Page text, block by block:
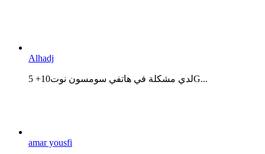
Alhadj
لدي مشكلة في هاتفي سومسون نوت10+ 5G...
amar yousfi